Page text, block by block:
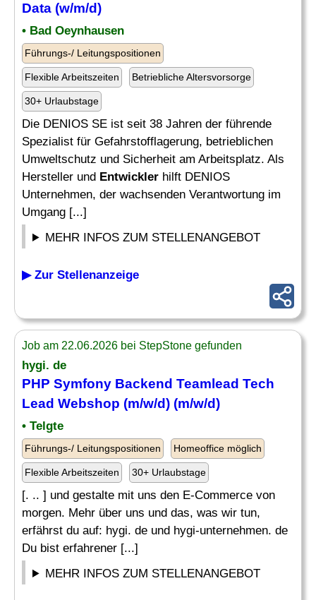
Data (w/m/d)
• Bad Oeynhausen
Führungs-/ Leitungspositionen
Flexible Arbeitszeiten Betriebliche Altersvorsorge
30+ Urlaubstage
Die DENIOS SE ist seit 38 Jahren der führende
Spezialist für Gefahrstofflagerung, betrieblichen
Umweltschutz und Sicherheit am Arbeitsplatz. Als
Hersteller und Entwickler hilft DENIOS
Unternehmen, der wachsenden Verantwortung im
Umgang [...]
MEHR INFOS ZUM STELLENANGEBOT
▶ Zur Stellenanzeige
Job am 22.06.2026 bei StepStone gefunden
hygi. de
PHP Symfony Backend Teamlead Tech
Lead Webshop (m/w/d) (m/w/d)
• Telgte
Führungs-/ Leitungspositionen Homeoffice möglich
Flexible Arbeitszeiten 30+ Urlaubstage
[. .. ] und gestalte mit uns den E-Commerce von
morgen. Mehr über uns und das, was wir tun,
erfährst du auf: hygi. de und hygi-unternehmen. de
Du bist erfahrener [...]
MEHR INFOS ZUM STELLENANGEBOT